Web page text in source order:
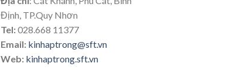
Định, TP.Quy Nhơn
Tel:028.668 11377
Email: kinhaptrong@sft.vn
Web: kinhaptrong.sft.vn